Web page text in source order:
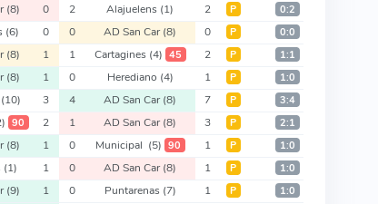
(8) 0 2 Alajuelens (1) 2 Р 0:2
(6) 0 0 AD San Car(8) 0 Р 0:0
(8) 1 1 Cartagines (4) 45 2 Р 1:1
(8) 1 0 Herediano (4) 1 Р 1:0
(10) 3 4 AD San Car(8) 7 Р 3:4
90 2 1 AD San Car(8) 3 Р 2:1
(8) 1 0 Municipal (5) 90 1 Р 1:0
(1) 1 0 AD San Car(8) 1 Р 1:0
(9) 1 0 Puntarenas (7) 1 Р 1:0